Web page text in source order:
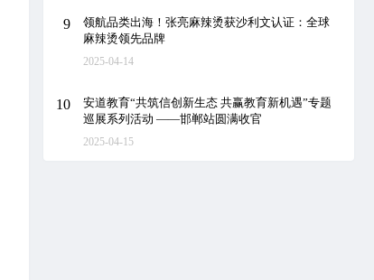
9
领航品类出海！张亮麻辣烫获沙利文认证：全球
麻辣烫领先品牌
2025-04-14
10
安道教育“共筑信创新生态 共赢教育新机遇”专题
巡展系列活动 ——邯郸站圆满收官
2025-04-15